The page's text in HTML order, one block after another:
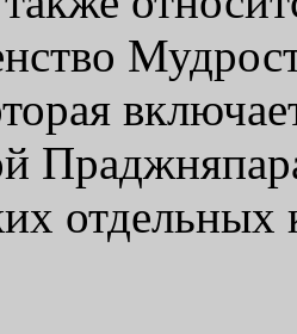
отдельных